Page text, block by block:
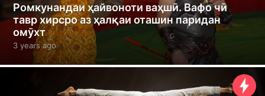
Ромкунандаи ҳайвоноти ваҳшӣ. Вафо чӣ
тавр хирсро аз ҳалқаи оташин паридан
омӯхт
3 years ago3
y
e
r